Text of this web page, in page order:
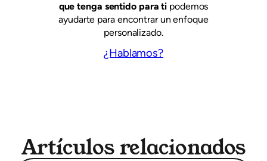
que tenga sentido para ti podemos
ayudarte para encontrar un enfoque
personalizado.
¿Hablamos?
Artículos relacionados